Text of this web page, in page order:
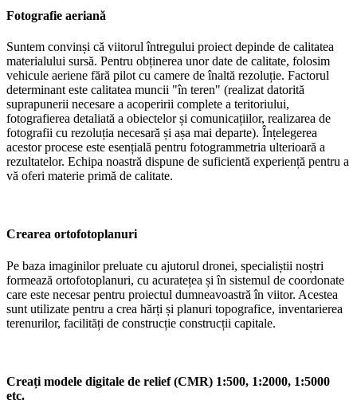
Fotografie aeriană
Suntem convinși că viitorul întregului proiect depinde de calitatea
materialului sursă. Pentru obținerea unor date de calitate, folosim
vehicule aeriene fără pilot cu camere de înaltă rezoluție. Factorul
determinant este calitatea muncii "în teren" (realizat datorită
suprapunerii necesare a acoperirii complete a teritoriului,
fotografierea detaliată a obiectelor și comunicațiilor, realizarea de
fotografii cu rezoluția necesară și așa mai departe). Înțelegerea
acestor procese este esențială pentru fotogrammetria ulterioară a
rezultatelor. Echipa noastră dispune de suficientă experiență pentru a
vă oferi materie primă de calitate.
Crearea ortofotoplanuri
Pe baza imaginilor preluate cu ajutorul dronei, specialiștii noștri
formează ortofotoplanuri, cu acuratețea și în sistemul de coordonate
care este necesar pentru proiectul dumneavoastră în viitor. Acestea
sunt utilizate pentru a crea hărți și planuri topografice, inventarierea
terenurilor, facilități de construcție construcții capitale.
Creați modele digitale de relief (CMR) 1:500, 1:2000, 1:5000
etc.